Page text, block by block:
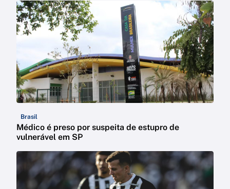
Brasil
Médico é preso por suspeita de estupro de
vulnerável em SP